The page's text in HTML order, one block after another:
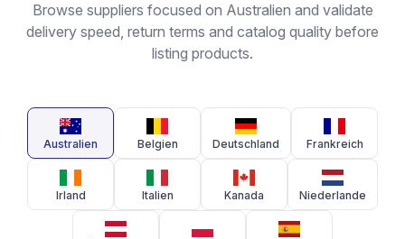
Browse suppliers focused on Australien and validate
delivery speed, return terms and catalog quality before
listing products.
Australien Belgien Deutschland Frankreich
Irland Italien Kanada Niederlande